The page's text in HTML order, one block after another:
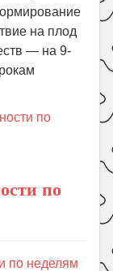
на плод
— на 9-
по
по
по неделям